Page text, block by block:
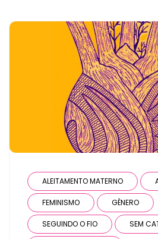
ALEITAMENTO MATERNO
FEMINISMO GÊNERO
SEGUINDO O FIO SEM